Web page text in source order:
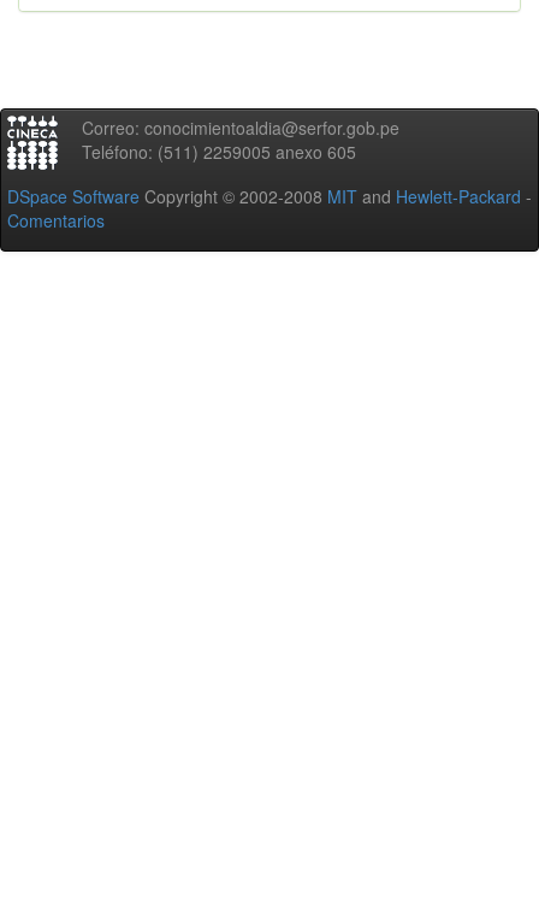
Correo: conocimientoaldia@serfor.gob.pe
Teléfono: (511) 2259005 anexo 605
DSpace Software Copyright © 2002-2008 MIT and Hewlett-Packard -
Comentarios